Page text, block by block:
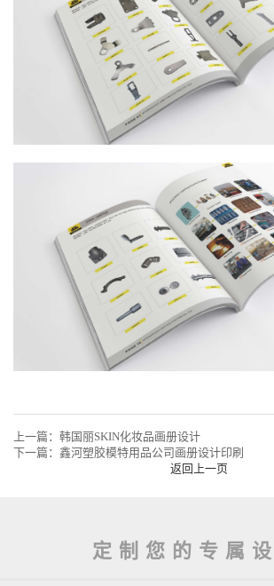
上一篇： 韩国丽SKIN化妆品画册设计
下一篇： 鑫河塑胶模特用品公司画册设计印刷
返回上一页
定制您的专属